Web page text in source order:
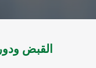
القبض